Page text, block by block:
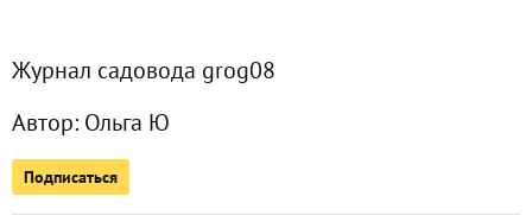
Журнал садовода grog08
Автор: Ольга Ю
Подписаться
Сейчас обсуждают
Наша дача на 2024 год